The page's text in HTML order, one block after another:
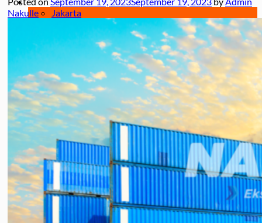
Jakarta
Jakarta – Kendari
Jakarta – Balikpapan
Jakarta – Makassar
Jakarta – Manado
Jakarta – Palu
Jakarta – Papua
Jakarta – Ternate
Jakarta – Tarakan
Jakarta – Gorontalo
Jakarta – Samarinda
Makassar
Makassar – Balikpapan
Makassar – Samarinda
Makassar – Ambon
Makassar – Halmahera Tengah
Makassar – Manado
Makassar – Ternate
Makassar – Biak
Nakulle